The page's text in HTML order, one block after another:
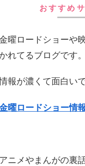
おすすめ
曜ロードショーや
かれてるブログです。
報が濃くて面白い
曜ロードショー情
アニメやまんがの裏